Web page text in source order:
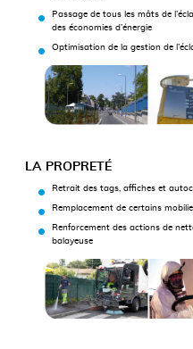
Passage de tous les mâts de
des économies d’énergie
Optimisation de la gestion de
LA PROPRETÉ
Retrait des tags, affiches et
Remplacement de certains
Renforcement des actions de
balayeuse